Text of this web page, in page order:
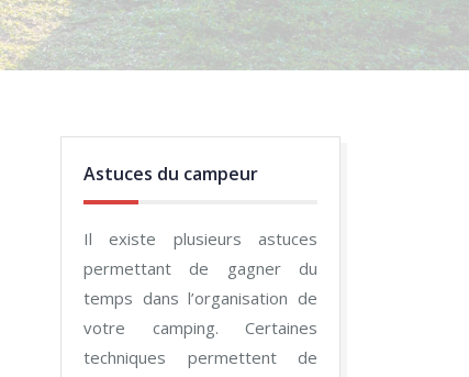
Astuces du campeur
Il existe plusieurs astuces
permettant de gagner du
temps dans l’organisation de
votre camping. Certaines
techniques permettent de